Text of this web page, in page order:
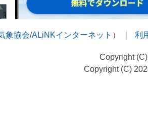
象協会/ALiNKインターネット ） 利
Copyright
Copyright (C)